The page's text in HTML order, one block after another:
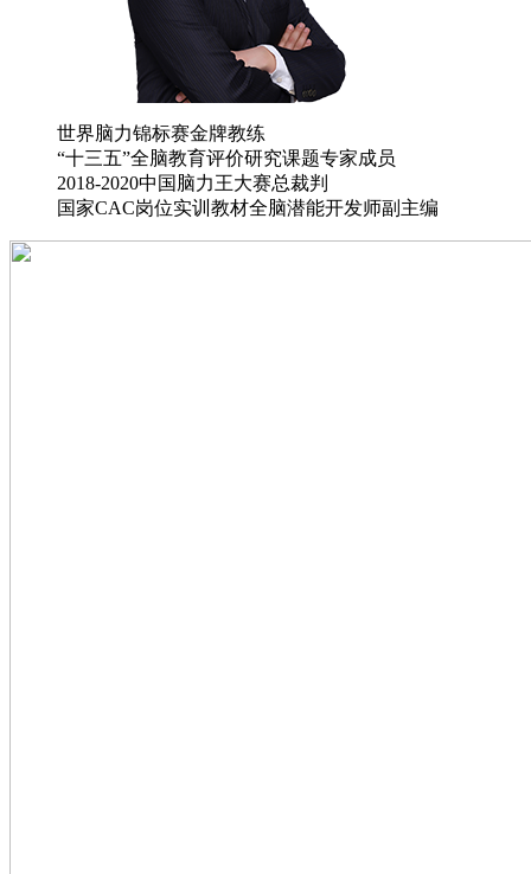
世界脑力锦标赛金牌教练
“十三五”全脑教育评价研究课题专家成员
2018-2020中国脑力王大赛总裁判
国家CAC岗位实训教材全脑潜能开发师副主编